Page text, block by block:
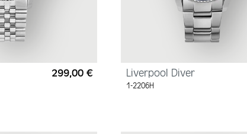
Regulärer Preis:
299,00 € Liverpool Diver
1-2206H